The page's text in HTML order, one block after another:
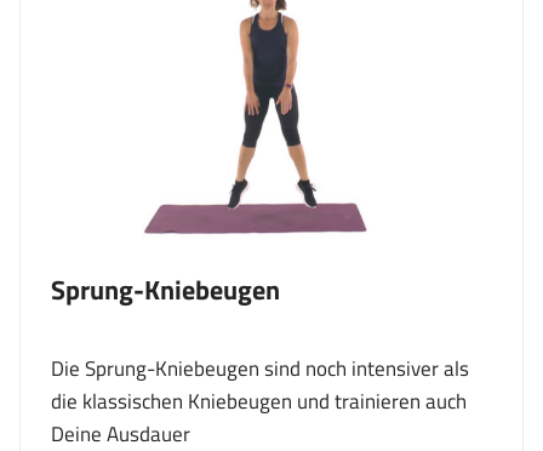
Sprung-Kniebeugen
Die Sprung-Kniebeugen sind noch intensiver als
die klassischen Kniebeugen und trainieren auch
Deine Ausdauer